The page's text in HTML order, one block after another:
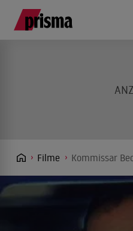
Filme Kommissar